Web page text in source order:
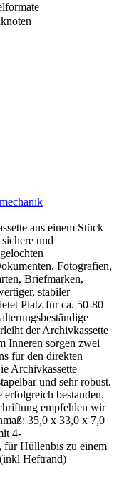
aus einem Stück
und
Fotografien,
Briefmarken,
stabiler
Platz für ca. 50-80
der Archivkassette
Inneren sorgen zwei
für den direkten
Archivkassette
und sehr robust.
bestanden.
empfehlen wir
35,0 x 33,0 x 7,0
4-
für Hüllenbis zu einem
Heftrand)